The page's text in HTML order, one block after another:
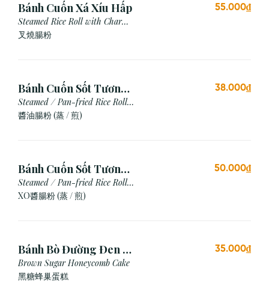
Bánh Cuốn Xá Xíu Hấp
Steamed Rice Roll with Char
Siu
叉燒腸粉
55.000₫
Bánh Cuốn Sốt Tương
Xì Dầu (Hấp/Chiên)
Steamed / Pan-fried Rice Roll
with Soy Sauce
醬油腸粉 (蒸 / 煎)
38.000₫
Bánh Cuốn Sốt Tương
Xo (Hấp/Chiên)
Steamed / Pan-fried Rice Roll
with XO Sauce
XO醬腸粉 (蒸 / 煎)
50.000₫
Bánh Bò Đường Đen (1
Cái)
Brown Sugar Honeycomb Cake
黑糖蜂巢蛋糕
35.000₫